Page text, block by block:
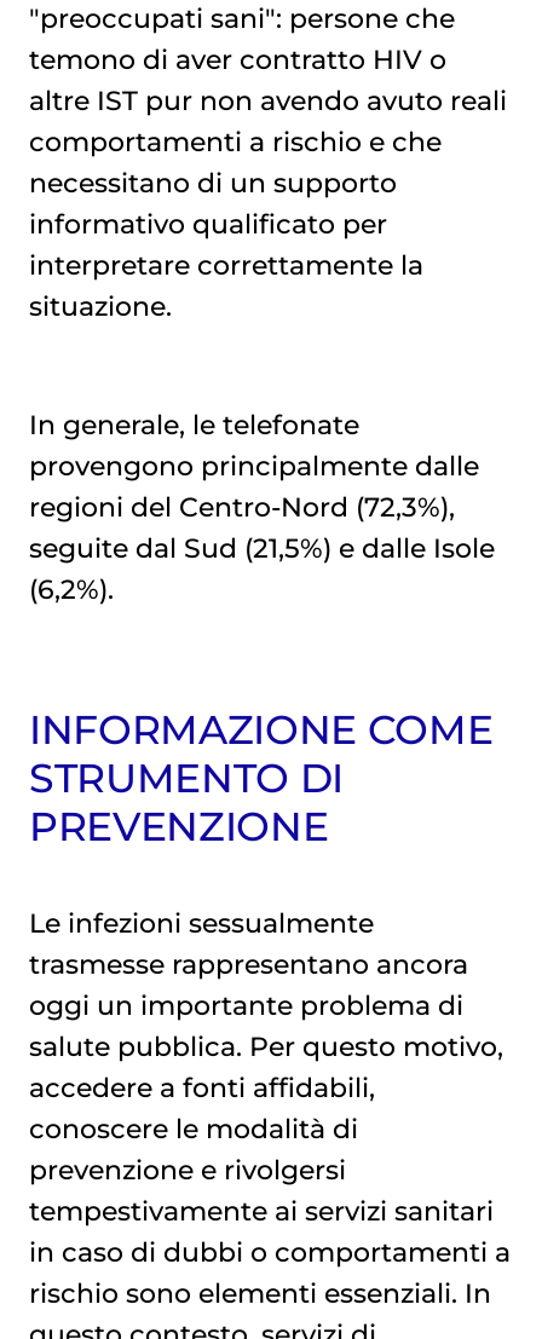
"preoccupati sani": persone che
temono di aver contratto HIV o
altre IST pur non avendo avuto reali
comportamenti a rischio e che
necessitano di un supporto
informativo qualificato per
interpretare correttamente la
situazione.
In generale, le telefonate
provengono principalmente dalle
regioni del Centro-Nord (72,3%),
seguite dal Sud (21,5%) e dalle Isole
(6,2%).
INFORMAZIONE COME
STRUMENTO DI
PREVENZIONE
Le infezioni sessualmente
trasmesse rappresentano ancora
oggi un importante problema di
salute pubblica. Per questo motivo,
accedere a fonti affidabili,
conoscere le modalità di
prevenzione e rivolgersi
tempestivamente ai servizi sanitari
in caso di dubbi o comportamenti a
rischio sono elementi essenziali. In